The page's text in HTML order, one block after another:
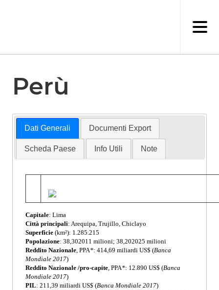
Perù
Dati Generali Documenti Export
Scheda Paese Info Utili Note
Capitale: Lima
Città principali: Arequipa, Trujillo, Chiclayo
Superficie (km²): 1.285.215
Popolazione: 38,302011 milioni; 38,202025 milioni
Reddito Nazionale, PPA*: 414,69 miliardi US$ (Banca
Mondiale 2017)
Reddito Nazionale /pro-capite, PPA*: 12.890 US$ (Banca
Mondiale 2017)
PIL: 211,39 miliardi US$ (Banca Mondiale 2017)